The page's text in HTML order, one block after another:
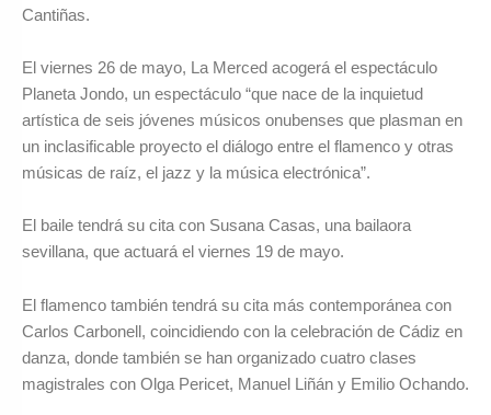
Cantiñas.
El viernes 26 de mayo, La Merced acogerá el espectáculo
Planeta Jondo, un espectáculo “que nace de la inquietud
artística de seis jóvenes músicos onubenses que plasman en
un inclasificable proyecto el diálogo entre el flamenco y otras
músicas de raíz, el jazz y la música electrónica”.
El baile tendrá su cita con Susana Casas, una bailaora
sevillana, que actuará el viernes 19 de mayo.
El flamenco también tendrá su cita más contemporánea con
Carlos Carbonell, coincidiendo con la celebración de Cádiz en
danza, donde también se han organizado cuatro clases
magistrales con Olga Pericet, Manuel Liñán y Emilio Ochando.